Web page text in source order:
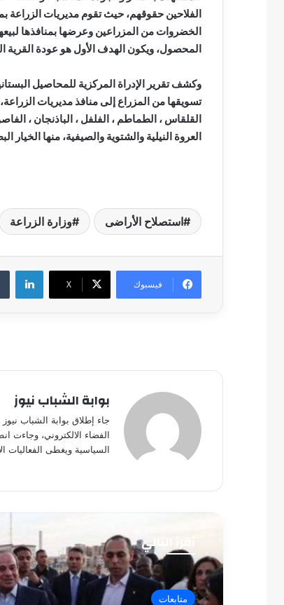
الفلاحين حقوقهم، حيث تقوم مديريات
الخضروات من المزراعين وعرضها بمنافذها
المحصول، ويكون الهدف الأول هو عودة القرية
وكشف تقرير الإدراة المركزية للمحاصيل
القلقاس ، الطماطم ، الفلفل ، الباذنجان ،
العروة النيلية والشتوية والصيفية، منها الخيار
استصلاح الأراضى وزارة الزراعة
فيسبوك ‫X
بوابة الشباب نيوز
جاء إطلاق بوابة الشباب
الفضاء الالكتروني، وجاءت
السياسية ويغطى الفعاليات
أقرأ التالي
متابعات